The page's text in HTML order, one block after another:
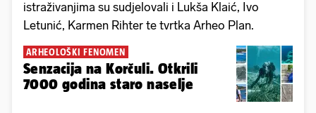
istraživanjima su sudjelovali i Lukša Klaić, Ivo
Letunić, Karmen Rihter te tvrtka Arheo Plan.
ARHEOLOŠKI FENOMEN
Senzacija na Korčuli. Otkrili
7000 godina staro naselje